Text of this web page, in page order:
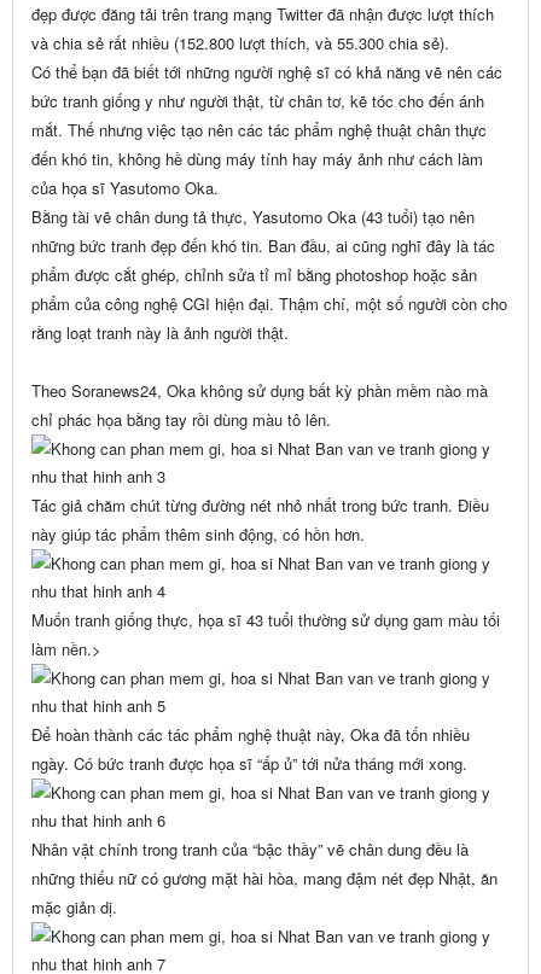
đẹp được đăng tải trên trang mạng Twitter đã nhận được lượt thích
và chia sẻ rất nhiều (152.800 lượt thích, và 55.300 chia sẻ).
Có thể bạn đã biết tới những người nghệ sĩ có khả năng vẽ nên các
bức tranh giống y như người thật, từ chân tơ, kẽ tóc cho đến ánh
mắt. Thế nhưng việc tạo nên các tác phẩm nghệ thuật chân thực
đến khó tin, không hề dùng máy tính hay máy ảnh như cách làm
của họa sĩ Yasutomo Oka.
Bằng tài vẽ chân dung tả thực, Yasutomo Oka (43 tuổi) tạo nên
những bức tranh đẹp đến khó tin. Ban đầu, ai cũng nghĩ đây là tác
phẩm được cắt ghép, chỉnh sửa tỉ mỉ bằng photoshop hoặc sản
phẩm của công nghệ CGI hiện đại. Thậm chí, một số người còn cho
rằng loạt tranh này là ảnh người thật.
Theo Soranews24, Oka không sử dụng bất kỳ phần mềm nào mà
chỉ phác họa bằng tay rồi dùng màu tô lên.
Tác giả chăm chút từng đường nét nhỏ nhất trong bức tranh. Điều
này giúp tác phẩm thêm sinh động, có hồn hơn.
Muốn tranh giống thực, họa sĩ 43 tuổi thường sử dụng gam màu tối
làm nền.>
Để hoàn thành các tác phẩm nghệ thuật này, Oka đã tốn nhiều
ngày. Có bức tranh được họa sĩ “ấp ủ” tới nửa tháng mới xong.
Nhân vật chính trong tranh của “bậc thầy” vẽ chân dung đều là
những thiếu nữ có gương mặt hài hòa, mang đậm nét đẹp Nhật, ăn
mặc giản dị.